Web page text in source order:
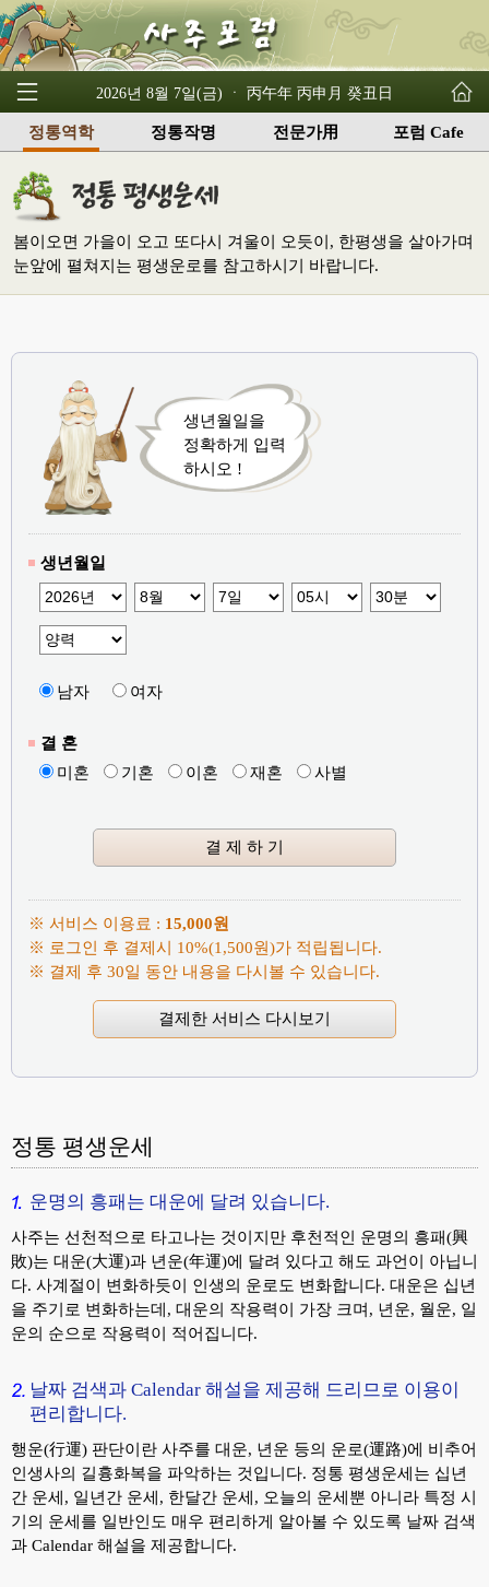
2026년 8월 7일(금) ㆍ 丙午年 丙申月 癸丑日
정통역학 정통작명 전문가用 포럼 Cafe
봄이오면 가을이 오고 또다시 겨울이 오듯이, 한평생을 살아가며
눈앞에 펼쳐지는 평생운로를 참고하시기 바랍니다.
생년월일을
정확하게 입력
하시오 !
생년월일
남자 여자
결 혼
미혼
기혼 이혼 재혼 사별
※ 서비스 이용료 : 15,000원
※ 로그인 후 결제시 10%(1,500원)가 적립됩니다.
※ 결제 후 30일 동안 내용을 다시볼 수 있습니다.
결제한 서비스 다시보기
정통 평생운세
운명의 흥패는 대운에 달려 있습니다.
사주는 선천적으로 타고나는 것이지만 후천적인 운명의 흥패(興
敗)는 대운(大運)과 년운(年運)에 달려 있다고 해도 과언이 아닙니
다. 사계절이 변화하듯이 인생의 운로도 변화합니다. 대운은 십년
을 주기로 변화하는데, 대운의 작용력이 가장 크며, 년운, 월운, 일
운의 순으로 작용력이 적어집니다.
날짜 검색과 Calendar 해설을 제공해 드리므로 이용이
편리합니다.
행운(行運) 판단이란 사주를 대운, 년운 등의 운로(運路)에 비추어
인생사의 길흉화복을 파악하는 것입니다. 정통 평생운세는 십년
간 운세, 일년간 운세, 한달간 운세, 오늘의 운세뿐 아니라 특정 시
기의 운세를 일반인도 매우 편리하게 알아볼 수 있도록 날짜 검색
과 Calendar 해설을 제공합니다.